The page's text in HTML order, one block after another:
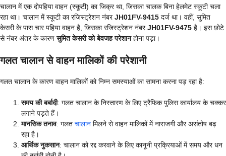
चालान में एक दोपहिया वाहन (स्कूटी) का जिक्र था, जिसका चालक बिना हेलमेट स्कूटी चला
रहा था। चालान में स्कूटी का रजिस्ट्रेशन नंबरJH01FV-9415 दर्ज था। वहीं, सुमित
केसरी के पास चार पहिया वाहन है, जिसका रजिस्ट्रेशन नंबरJH01FV-9475 है। इस छोटे
से नंबर अंतर के कारणसुमित केसरी को बेवजह परेशानहोना पड़ा।
गलत चालान से वाहन मालिकों की परेशानी
गलत चालान के कारण वाहन मालिकों को निम्न समस्याओं का सामना करना पड़ रहा है:
समय की बर्बादी: गलत चालान के निस्तारण के लिए ट्रैफिक पुलिस कार्यालय के चक्कर
लगाने पड़ते हैं।
मानसिक तनाव: गलत चालान मिलने से वाहन मालिकों में नाराजगी और असंतोष बढ़
रहा है।
आर्थिक नुकसान: चालान को रद्द करवाने के लिए कानूनी प्रक्रियाओं में समय और धन